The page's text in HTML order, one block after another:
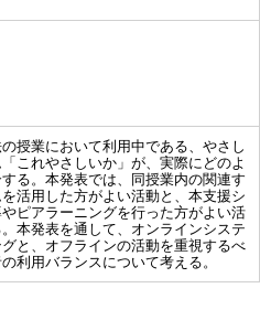
授業において利用中である、やさし
これやさしいか」が、実際にどのよ
る。本発表では、同授業内の関連す
活用した方がよい活動と、本支援シ
ピアラーニングを行った方がよい活
本発表を通して、オンラインシステ
と、オフラインの活動を重視するべ
利用バランスについて考える。